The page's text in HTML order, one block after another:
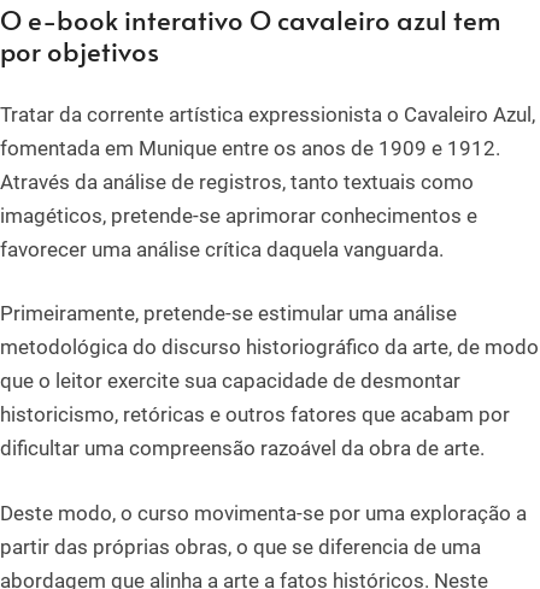
O e-book interativo O cavaleiro azul tem
por objetivos
Tratar da corrente artística expressionista o Cavaleiro Azul,
fomentada em Munique entre os anos de 1909 e 1912.
Através da análise de registros, tanto textuais como
imagéticos, pretende-se aprimorar conhecimentos e
favorecer uma análise crítica daquela vanguarda.
Primeiramente, pretende-se estimular uma análise
metodológica do discurso historiográfico da arte, de modo
que o leitor exercite sua capacidade de desmontar
historicismo, retóricas e outros fatores que acabam por
dificultar uma compreensão razoável da obra de arte.
Deste modo, o curso movimenta-se por uma exploração a
partir das próprias obras, o que se diferencia de uma
abordagem que alinha a arte a fatos históricos. Neste